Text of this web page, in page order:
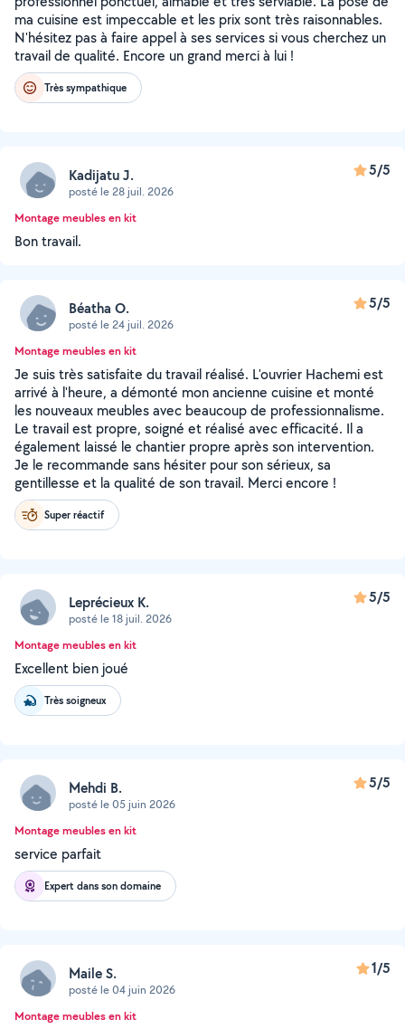
ma cuisine est impeccable et les prix sont très raisonnables.
N'hésitez pas à faire appel à ses services si vous cherchez un
travail de qualité. Encore un grand merci à lui !
Très sympathique
Kadijatu J.
posté le 28 juil. 2026
5/5
Montage meubles en kit
Bon travail.
Béatha O.
posté le 24 juil. 2026
5/5
Montage meubles en kit
Je suis très satisfaite du travail réalisé. L'ouvrier Hachemi est
arrivé à l'heure, a démonté mon ancienne cuisine et monté
les nouveaux meubles avec beaucoup de professionnalisme.
Le travail est propre, soigné et réalisé avec efficacité. Il a
également laissé le chantier propre après son intervention.
Je le recommande sans hésiter pour son sérieux, sa
gentillesse et la qualité de son travail. Merci encore !
Super réactif
Leprécieux K.
posté le 18 juil. 2026
5/5
Montage meubles en kit
Excellent bien joué
Très soigneux
Mehdi B.
posté le 05 juin 2026
5/5
Montage meubles en kit
service parfait
Expert dans son domaine
Maile S.
posté le 04 juin 2026
1/5
Montage meubles en kit